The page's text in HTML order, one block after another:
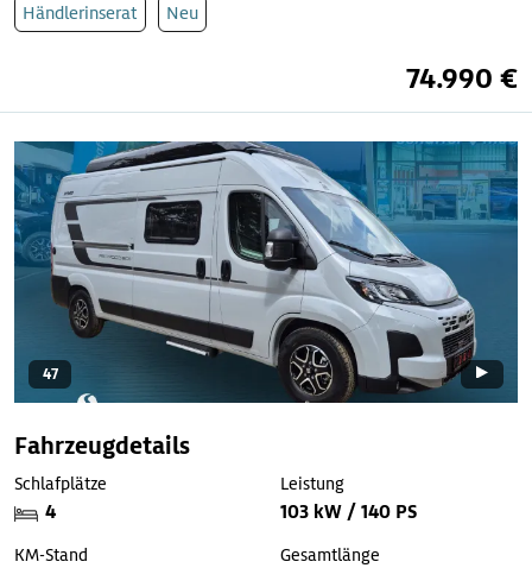
Händlerinserat Neu
74.990 €
47
Fahrzeugdetails
Schlafplätze
4
Leistung
103 kW / 140 PS
KM-Stand Gesamtlänge